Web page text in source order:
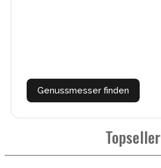
Genussmesser finden
Topseller